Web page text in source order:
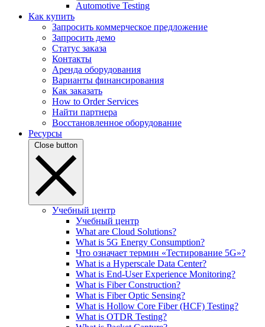
Automotive Testing
Как купить
Запросить коммерческое предложение
Запросить демо
Статус заказа
Контакты
Аренда оборудования
Варианты финансирования
Как заказать
How to Order Services
Найти партнера
Восстановленное оборудование
Ресурсы
Close button
Учебный центр
Учебный центр
What are Cloud Solutions?
What is 5G Energy Consumption?
Что означает термин «Тестирование 5G»?
What is a Hyperscale Data Center?
What is End-User Experience Monitoring?
What is Fiber Construction?
What is Fiber Optic Sensing?
What is Hollow Core Fiber (HCF) Testing?
What is OTDR Testing?